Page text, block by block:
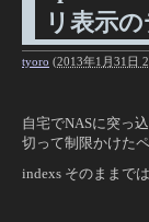
リ表示
tyoro (2013年1月31日
自宅でNASに突っ
切って制限かけた
indexs そのままで